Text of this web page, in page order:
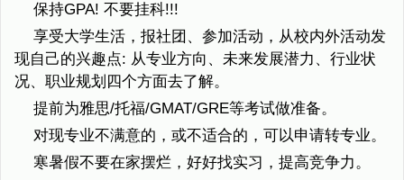
保持GPA! 不要挂科!!!
享受大学生活，报社团、参加活动，从校内外活动发
现自己的兴趣点: 从专业方向、未来发展潜力、行业状
况、职业规划四个方面去了解。
提前为雅思/托福/GMAT/GRE等考试做准备。
对现专业不满意的，或不适合的，可以申请转专业。
寒暑假不要在家摆烂，好好找实习，提高竞争力。